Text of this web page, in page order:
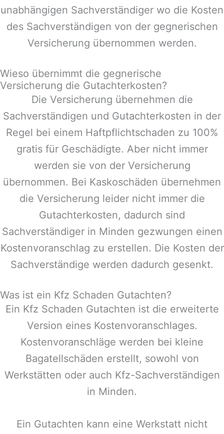
unabhängigen Sachverständiger wo die Kosten
des Sachverständigen von der gegnerischen
Versicherung übernommen werden.
Wieso übernimmt die gegnerische
Versicherung die Gutachterkosten?
Die Versicherung übernehmen die
Sachverständigen und Gutachterkosten in der
Regel bei einem Haftpflichtschaden zu 100%
gratis für Geschädigte. Aber nicht immer
werden sie von der Versicherung
übernommen. Bei Kaskoschäden übernehmen
die Versicherung leider nicht immer die
Gutachterkosten, dadurch sind
Sachverständiger in Minden gezwungen einen
Kostenvoranschlag zu erstellen. Die Kosten der
Sachverständige werden dadurch gesenkt.
Was ist ein Kfz Schaden Gutachten?
Ein Kfz Schaden Gutachten ist die erweiterte
Version eines Kostenvoranschlages.
Kostenvoranschläge werden bei kleine
Bagatellschäden erstellt, sowohl von
Werkstätten oder auch Kfz-Sachverständigen
in Minden.
Ein Gutachten kann eine Werkstatt nicht